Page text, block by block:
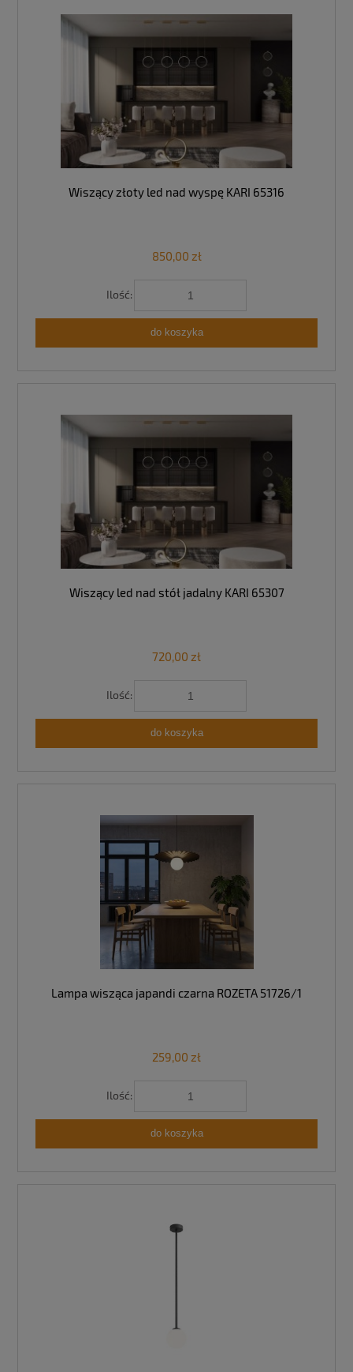
Wiszący złoty led nad wyspę KARI 65316
850,00 zł
Ilość:
do koszyka
Wiszący led nad stół jadalny KARI 65307
720,00 zł
Ilość:
do koszyka
Lampa wisząca japandi czarna ROZETA 51726/1
259,00 zł
Ilość:
do koszyka